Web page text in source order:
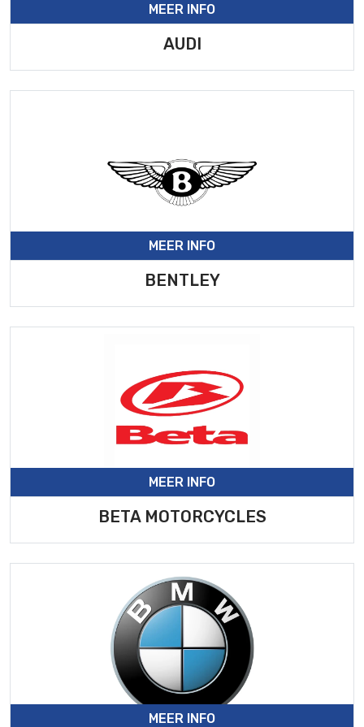
MEER INFO
AUDI
MEER INFO
BENTLEY
MEER INFO
BETA MOTORCYCLES
MEER INFO